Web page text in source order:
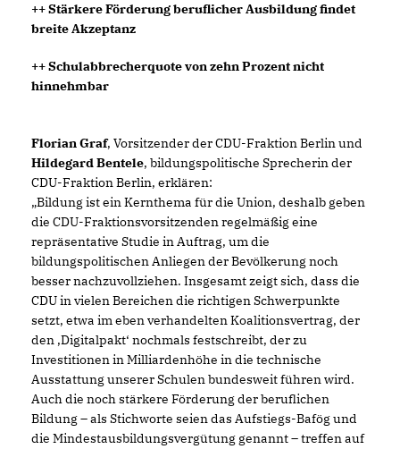
++ Stärkere Förderung beruflicher Ausbildung findet
breite Akzeptanz
++ Schulabbrecherquote von zehn Prozent nicht
hinnehmbar
Florian Graf, Vorsitzender der CDU-Fraktion Berlin und
Hildegard Bentele, bildungspolitische Sprecherin der
CDU-Fraktion Berlin, erklären:
Bildung ist ein Kernthema für die Union, deshalb geben
die CDU-Fraktionsvorsitzenden regelmäßig eine
repräsentative Studie in Auftrag, um die
bildungspolitischen Anliegen der Bevölkerung noch
besser nachzuvollziehen. Insgesamt zeigt sich, dass die
CDU in vielen Bereichen die richtigen Schwerpunkte
setzt, etwa im eben verhandelten Koalitionsvertrag, der
den ‚Digitalpakt‘ nochmals festschreibt, der zu
Investitionen in Milliardenhöhe in die technische
Ausstattung unserer Schulen bundesweit führen wird.
Auch die noch stärkere Förderung der beruflichen
Bildung – als Stichworte seien das Aufstiegs-Bafög und
die Mindestausbildungsvergütung genannt – treffen auf